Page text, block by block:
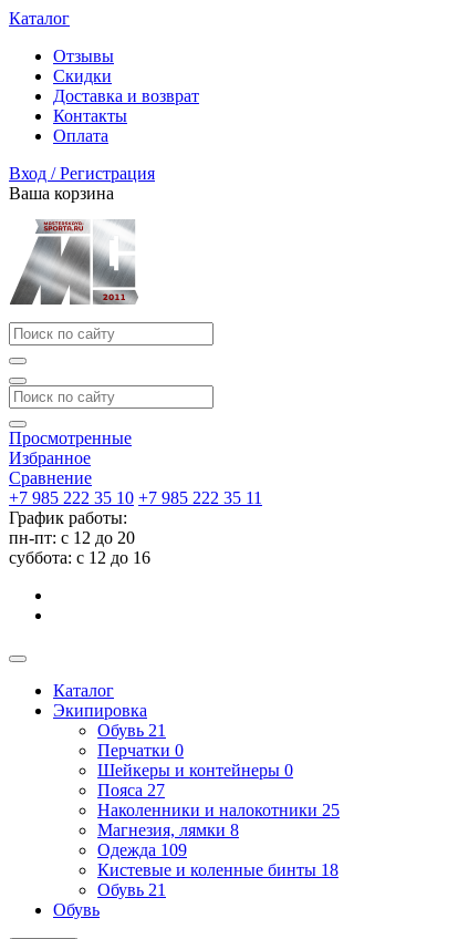
Каталог
Отзывы
Скидки
Доставка и возврат
Контакты
Оплата
Вход / Регистрация
Ваша корзина
Просмотренные
Избранное
Сравнение
+7 985 222 35 10 +7 985 222 35 11
График работы:
пн-пт: с 12 до 20
суббота: c 12 до 16
Каталог
Экипировка
Обувь 21
Перчатки 0
Шейкеры и контейнеры 0
Пояса 27
Наколенники и налокотники 25
Магнезия, лямки 8
Одежда 109
Кистевые и коленные бинты 18
Обувь 21
Обувь